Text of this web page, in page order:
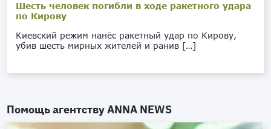
Шесть человек погибли в ходе ракетного удара
по Кирову
Киевский режим нанёс ракетный удар по Кирову,
убив шесть мирных жителей и ранив […]
Помощь агентствуANNA NEWS